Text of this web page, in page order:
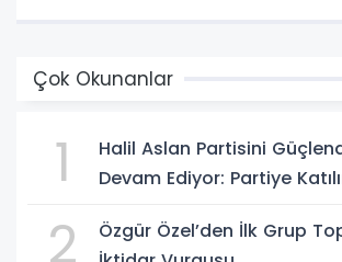
Çok Okunanlar
1
Halil Aslan Partisini
Devam Ediyor: Partiye
2
Özgür Özel’den İlk Grup